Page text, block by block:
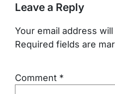
Leave a Reply
Your email address
Required fields are
Comment *